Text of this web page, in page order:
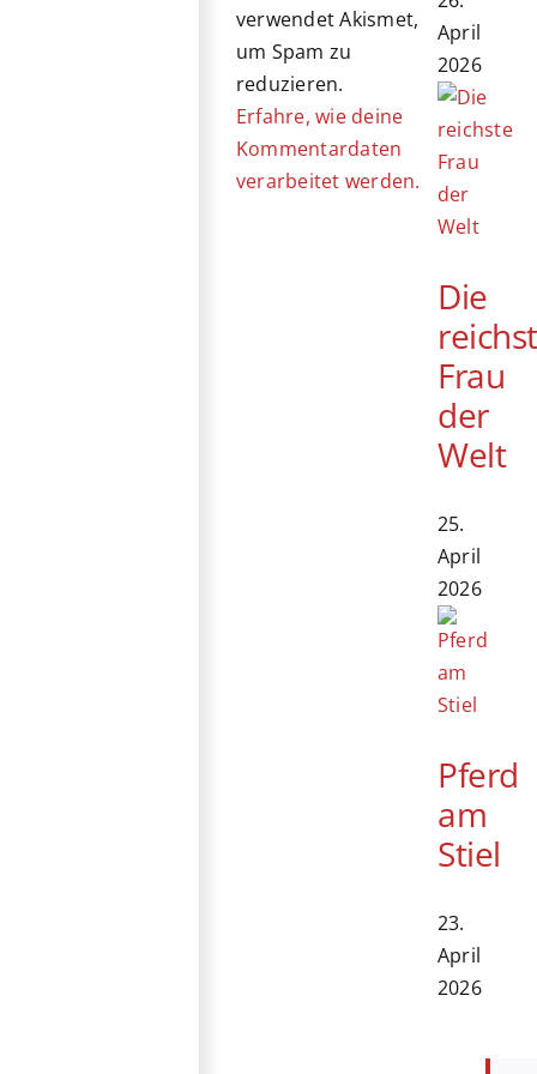
verwendet Akismet,
um Spam zu
reduzieren.
Erfahre, wie deine
Kommentardaten
verarbeitet werden.
April
2026
Die
Frau
der
Welt
25.
April
2026
Pferd
am
Stiel
23.
April
2026